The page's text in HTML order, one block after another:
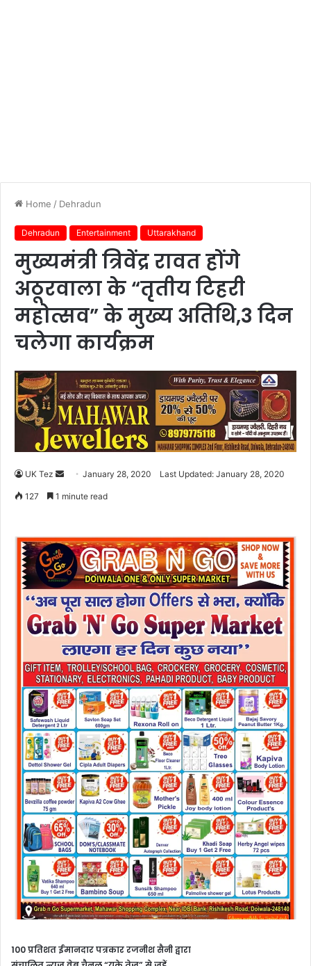
Home / Dehradun
Dehradun Entertainment Uttarakhand
मुख्यमंत्री त्रिवेंद्र रावत होंगे
अठूरवाला के “तृतीय टिहरी
महोत्सव” के मुख्य अतिथि,3 दिन
चलेगा कार्यक्रम
UK Tez
a
e
m
a
i
January 28, 2020 Last Updated: January 28, 2020
127 1 minute read
100 प्रतिशत ईमानदार पत्रकार रजनीश सैनी द्वारा